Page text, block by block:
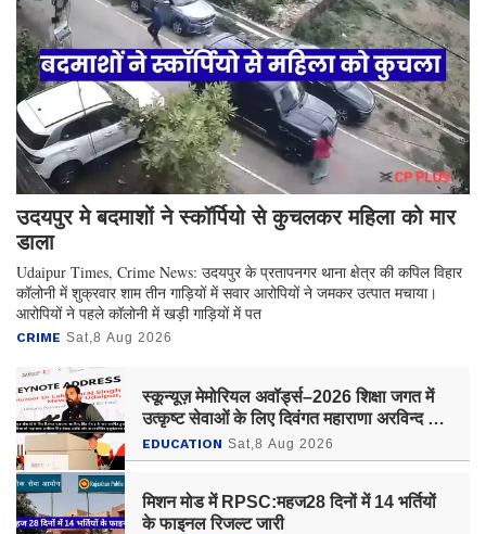
उदयपुर मे बदमाशों ने स्कॉर्पियो से कुचलकर महिला को मार
डाला
Udaipur Times, Crime News: उदयपुर के प्रतापनगर थाना क्षेत्र की कपिल विहार
कॉलोनी में शुक्रवार शाम तीन गाड़ियों में सवार आरोपियों ने जमकर उत्पात मचाया।
आरोपियों ने पहले कॉलोनी में खड़ी गाड़ियों में पत
CRIME Sat,8 Aug 2026
स्कून्यूज़ मेमोरियल अवॉर्ड्स–2026 शिक्षा जगत में
उत्कृष्ट सेवाओं के लिए दिवंगत महाराणा अरविन्द सिंह
मेवाड़ के नाम समर्पित हुआ प्रतिष्ठित सम्मान
EDUCATION Sat,8 Aug 2026
मिशन मोड में RPSC:महज28 दिनों में 14 भर्तियों
के फाइनल रिजल्ट जारी